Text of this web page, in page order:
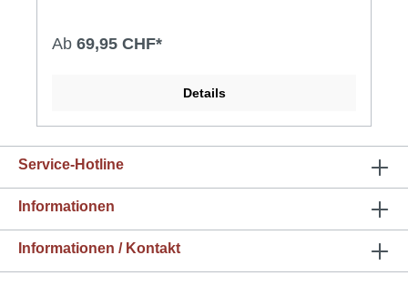
Ab 69,95 CHF*
Details
Service-Hotline
Informationen
Informationen / Kontakt